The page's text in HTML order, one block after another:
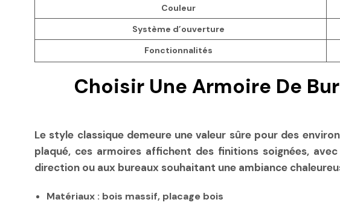
Couleur
Système d’ouverture
Fonctionnalités
Choisir Une Armoire De
Le style classique demeure une valeur sûre pour des
plaqué, ces armoires affichent des finitions soignées,
direction ou aux bureaux souhaitant une ambiance
Matériaux : bois massif, placage bois